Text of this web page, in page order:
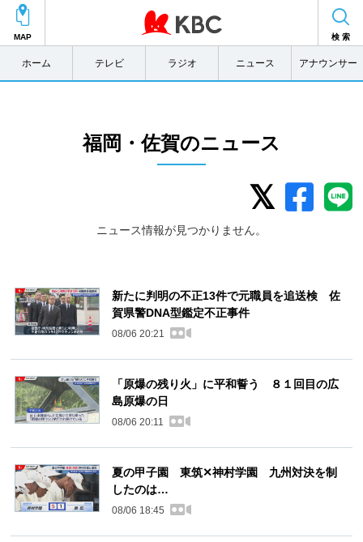
MAP 検 索
ホーム テレビ ラジオ ニュース アナウンサー
福岡・佐賀のニュース
ニュース情報が見つかりません。
新たに判明の不正13件で元職員を追送検 佐
賀県警DNA型鑑定不正事件
08/06 20:21
「原爆の残り火」に平和誓う ８１回目の広
島原爆の日
08/06 20:11
夏の甲子園 東筑✕神村学園 九州対決を制
したのは…
08/06 18:45